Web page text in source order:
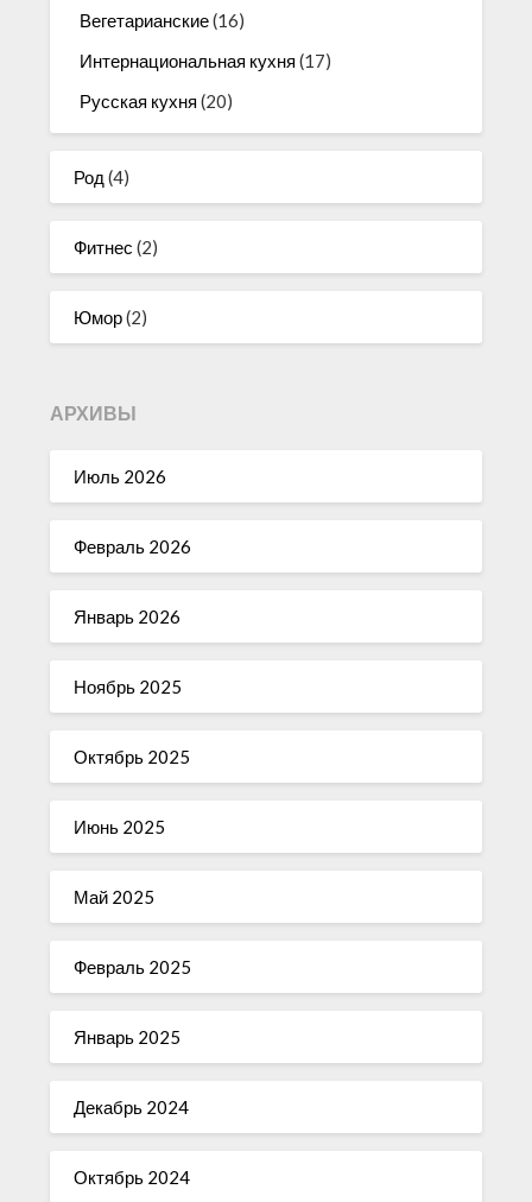
Вегетарианские(16)
Интернациональная кухня (17)
Русская кухня (20)
Род (4)
Фитнес (2)
Юмор(2)
АРХИВЫ
Июль 2026
Февраль 2026
Январь 2026
Ноябрь 2025
Октябрь 2025
Июнь 2025
Май 2025
Февраль 2025
Январь 2025
Декабрь 2024
Октябрь 2024